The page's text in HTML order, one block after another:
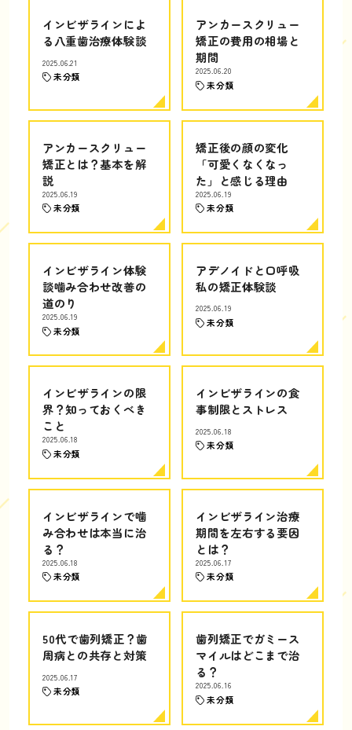
インビザラインによ
る八重歯治療体験談
2025.06.21
未分類
アンカースクリュー
矯正の費用の相場と
期間
2025.06.20
未分類
アンカースクリュー
矯正とは？基本を解
説
2025.06.19
未分類
矯正後の顔の変化
「可愛くなくなっ
た」と感じる理由
2025.06.19
未分類
インビザライン体験
談噛み合わせ改善の
道のり
2025.06.19
未分類
アデノイドと口呼吸
私の矯正体験談
2025.06.19
未分類
インビザラインの限
界？知っておくべき
こと
2025.06.18
未分類
インビザラインの食
事制限とストレス
2025.06.18
未分類
インビザラインで噛
み合わせは本当に治
る？
2025.06.18
未分類
インビザライン治療
期間を左右する要因
とは？
2025.06.17
未分類
50代で歯列矯正？歯
周病との共存と対策
2025.06.17
未分類
歯列矯正でガミース
マイルはどこまで治
る？
2025.06.16
未分類